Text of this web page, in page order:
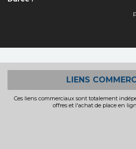
LIENS
Ces liens commerciaux sont totalement
offres et l'achat de place en